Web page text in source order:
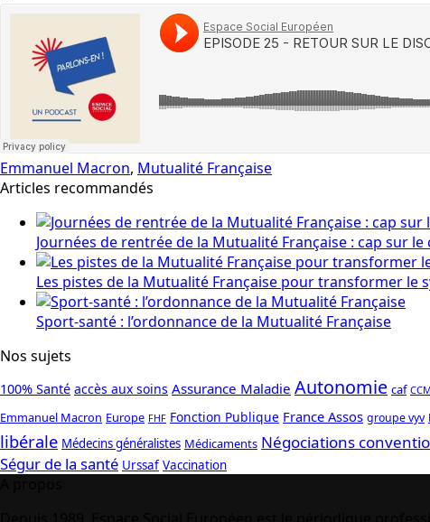
Emmanuel Macron, Mutualité Française
Articles recommandés
Journées de rentrée de la Mutualité Française : cap sur le
Les pistes de la Mutualité Française pour transformer le
Sport-santé : l’ordonnance de la Mutualité Française
Nos sujets
100% Santé accès aux soins Assurance Maladie Autonomie caf
Emmanuel Macron Europe FHF Fonction Publique France Assos groupe vyv
libérale Médecins généralistes Médicaments Négociations
Ségur de la santé Urssaf Vaccination